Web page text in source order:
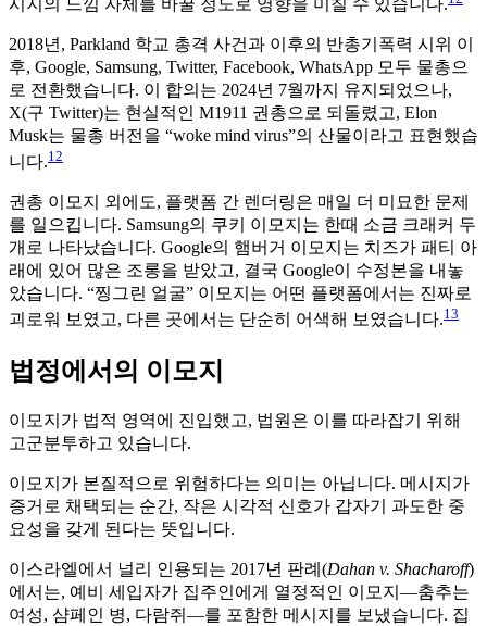
2018년, Parkland 학교 총격 사건과 이후의 반총기폭력 시위 이
후, Google, Samsung, Twitter, Facebook, WhatsApp 모두 물총으
로 전환했습니다. 이 합의는 2024년 7월까지 유지되었으나,
X(구 Twitter)는 현실적인 M1911 권총으로 되돌렸고, Elon
Musk는 물총 버전을 “woke mind virus”의 산물이라고 표현했습
니다.12
권총 이모지 외에도, 플랫폼 간 렌더링은 매일 더 미묘한 문제
를 일으킵니다. Samsung의 쿠키 이모지는 한때 소금 크래커 두
개로 나타났습니다. Google의 햄버거 이모지는 치즈가 패티 아
래에 있어 많은 조롱을 받았고, 결국 Google이 수정본을 내놓
았습니다. “찡그린 얼굴” 이모지는 어떤 플랫폼에서는 진짜로
괴로워 보였고, 다른 곳에서는 단순히 어색해 보였습니다.13
법정에서의 이모지
이모지가 법적 영역에 진입했고, 법원은 이를 따라잡기 위해
고군분투하고 있습니다.
이모지가 본질적으로 위험하다는 의미는 아닙니다. 메시지가
증거로 채택되는 순간, 작은 시각적 신호가 갑자기 과도한 중
요성을 갖게 된다는 뜻입니다.
이스라엘에서 널리 인용되는 2017년 판례(Dahan v. Shacharoff)
에서는, 예비 세입자가 집주인에게 열정적인 이모지—춤추는
여성, 샴페인 병, 다람쥐—를 포함한 메시지를 보냈습니다. 집